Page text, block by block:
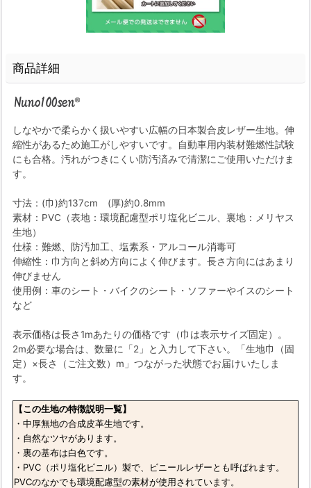
商品詳細
しなやかで柔らかく扱いやすい広幅の日本製合皮レザー生地。伸
縮性があるため施工がしやすいです。自動車用内装材難燃性試験
にも合格。汚れがつきにくい防汚済みで清潔にご使用いただけま
す。
寸法：(巾)約137cm (厚)約0.8mm
素材：PVC（表地：環境配慮型ポリ塩化ビニル、裏地：メリヤス
生地）
仕様：難燃、防汚加工、塩素系・アルコール消毒可
伸縮性：巾方向と斜め方向によく伸びます。長さ方向にはあまり
伸びません
使用例：車のシート・バイクのシート・ソファーやイスのシート
など
表示価格は長さ1mあたりの価格です（巾は表示サイズ固定）。
2m必要な場合は、数量に「2」と入力して下さい。「生地巾（固
定）×長さ（ご注文数）m」つながった状態でお届けいたしま
す。
【この生地の特徴説明一覧】
・中厚無地の合成皮革生地です。
・自然なツヤがあります。
・裏の基布は白色です。
・PVC（ポリ塩化ビニル）製で、ビニールレザーとも呼ばれます。
PVCのなかでも環境配慮型の素材が使用されています。